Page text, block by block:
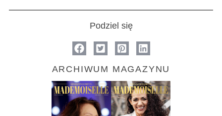
Podziel się
ARCHIWUM MAGAZYNU